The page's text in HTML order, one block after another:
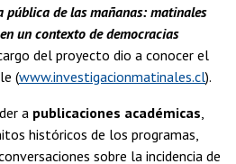
pública de las mañanas: matinales
un contexto de democracias
del proyecto dio a conocer el
(www.investigacionmatinales.cl).
a publicaciones académicas,
históricos de los programas,
sobre la incidencia de